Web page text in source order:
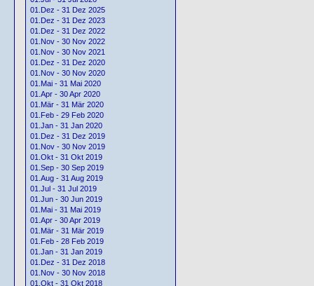
01.Dez - 31 Dez 2025
01.Dez - 31 Dez 2023
01.Dez - 31 Dez 2022
01.Nov - 30 Nov 2022
01.Nov - 30 Nov 2021
01.Dez - 31 Dez 2020
01.Nov - 30 Nov 2020
01.Mai - 31 Mai 2020
01.Apr - 30 Apr 2020
01.Mär - 31 Mär 2020
01.Feb - 29 Feb 2020
01.Jan - 31 Jan 2020
01.Dez - 31 Dez 2019
01.Nov - 30 Nov 2019
01.Okt - 31 Okt 2019
01.Sep - 30 Sep 2019
01.Aug - 31 Aug 2019
01.Jul - 31 Jul 2019
01.Jun - 30 Jun 2019
01.Mai - 31 Mai 2019
01.Apr - 30 Apr 2019
01.Mär - 31 Mär 2019
01.Feb - 28 Feb 2019
01.Jan - 31 Jan 2019
01.Dez - 31 Dez 2018
01.Nov - 30 Nov 2018
01.Okt - 31 Okt 2018